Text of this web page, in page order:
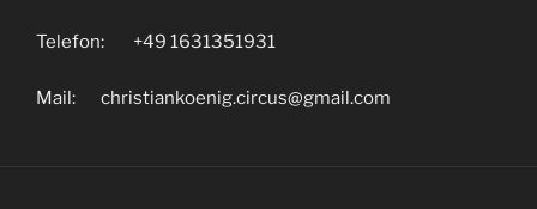
Telefon: +49 1631351931
Mail: christiankoenig.circus@gmail.com